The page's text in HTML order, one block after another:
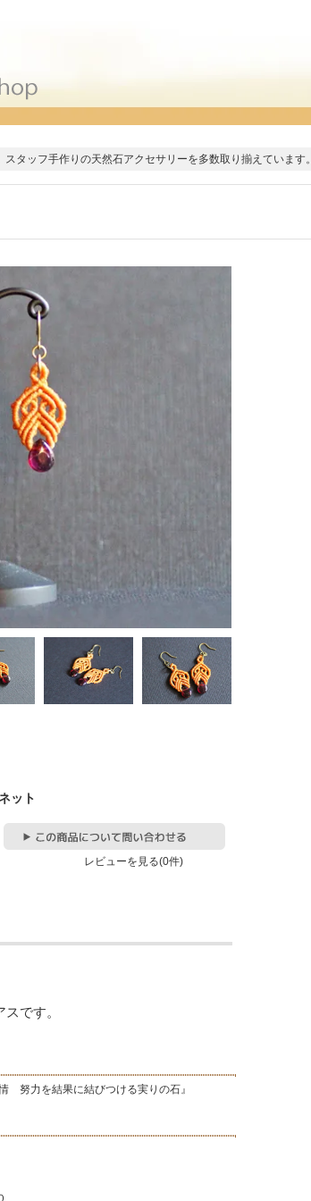
タッフ手作りの天然石アクセサリーを多数取り揃えています。
ット
レビューを見る(0件)
です。
力を結果に結びつける実りの石』